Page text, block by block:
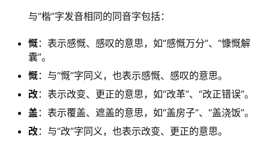
与“楷”字发音相同的同音字包括：
慨：表示感慨、感叹的意思，如“感慨万分”、“慷慨解
囊”。
慨：与“慨”字同义，也表示感慨、感叹的意思。
改：表示改变、更正的意思，如“改革”、“改正错误”。
盖 ：表示覆盖、遮盖的意思，如“盖房子”、“盖浇饭”。
改：与“改”字同义，也表示改变、更正的意思。